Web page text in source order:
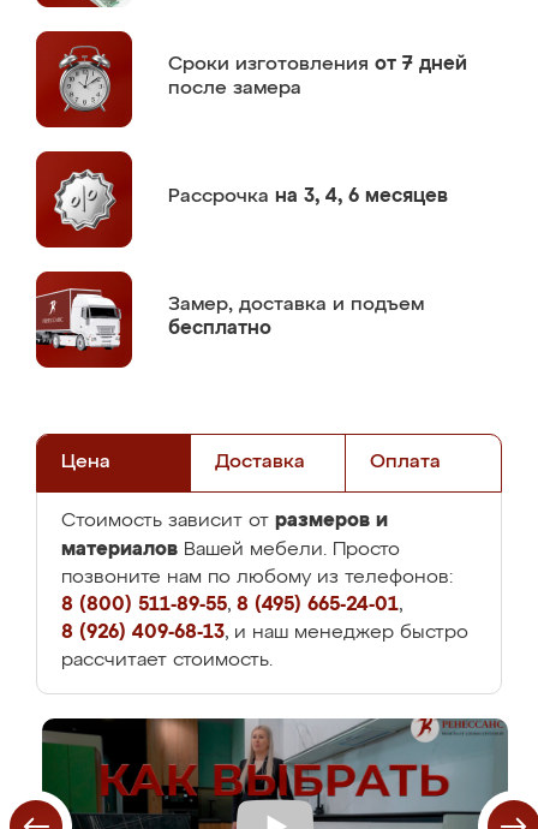
Сроки изготовления от 7 дней
после замера
Рассрочка на 3, 4, 6 месяцев
Замер, доставка и подъем
бесплатно
Цена Доставка Оплата
Стоимость зависит от размеров и
материалов Вашей мебели. Просто
позвоните нам по любому из телефонов:
8 (800) 511-89-55, 8 (495) 665-24-01,
8 (926) 409-68-13, и наш менеджер быстро
рассчитает стоимость.